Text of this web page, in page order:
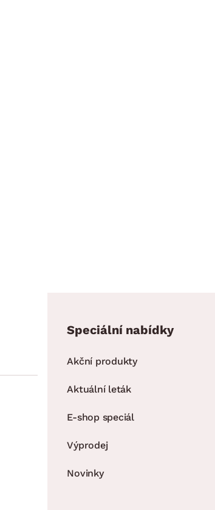
Speciální nabídky
Akční produkty
Aktuální leták
E-shop speciál
Výprodej
Novinky